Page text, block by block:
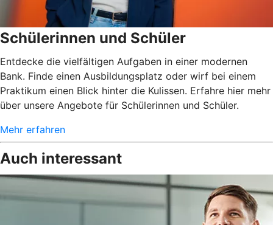
Schülerinnen und Schüler
Entdecke die vielfältigen Aufgaben in einer modernen
Bank. Finde einen Ausbildungsplatz oder wirf bei einem
Praktikum einen Blick hinter die Kulissen. Erfahre hier mehr
über unsere Angebote für Schülerinnen und Schüler.
Mehr erfahren
Auch interessant